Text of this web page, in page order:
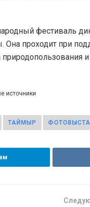
фестиваль
проходит при
источники
ТАЙМЫР